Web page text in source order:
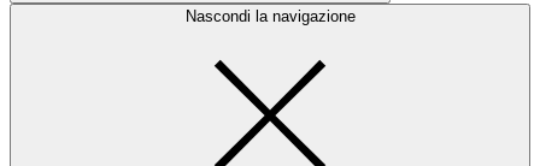
Nascondi la navigazione